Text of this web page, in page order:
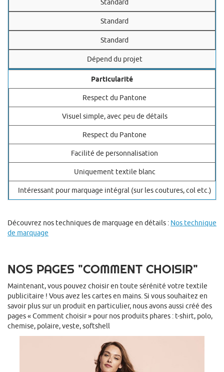
Standard
Standard
Standard
Dépend du projet
Particularité
Respect du Pantone
Visuel simple, avec peu de détails
Respect du Pantone
Facilité de personnalisation
Uniquement textile blanc
Intéressant pour marquage intégral (sur les coutures, col etc.)
Découvrez nos techniques de marquage en détails : Nos technique
de marquage
NOS PAGES "COMMENT CHOISIR"
Maintenant, vous pouvez choisir en toute sérénité votre textile
publicitaire ! Vous avez les cartes en mains. Si vous souhaitez en
savoir plus sur un produit en particulier, nous avons aussi créé des
pages « Comment choisir » pour nos produits phares : t-shirt, polo,
chemise, polaire, veste, softshell